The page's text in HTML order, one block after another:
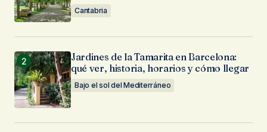
Cantabria
Jardines de la Tamarita en Barcelona:
qué ver, historia, horarios y cómo llegar
Bajo el sol del Mediterráneo